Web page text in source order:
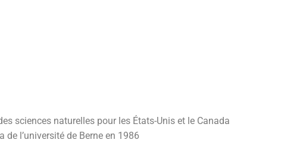
sciences naturelles pour les États-Unis et le Canada
de l’université de Berne en 1986